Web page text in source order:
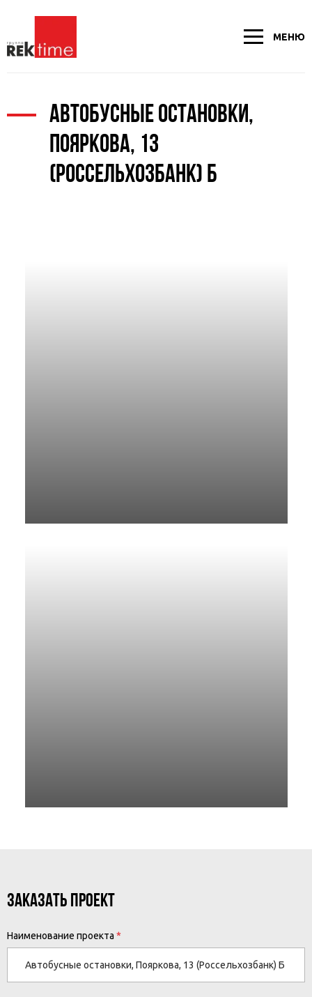
МЕНЮ
АВТОБУСНЫЕ ОСТАНОВКИ,
ПОЯРКОВА, 13
(РОССЕЛЬХОЗБАНК) Б
ЗАКАЗАТЬ ПРОЕКТ
Наименование проекта